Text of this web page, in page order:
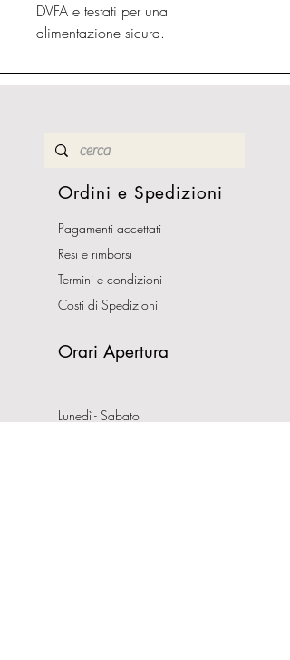
DVFA e testati per una
alimentazione sicura.
Ordini e Spedizioni
Pagamenti accettati
Resi e rimborsi
Termini e condizioni
Costi di Spedizioni
Orari Apertura
Lunedì - Sabato